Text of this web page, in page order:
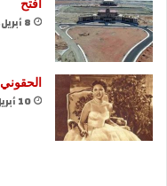
افتح
8 أبريل، 2023
الحقوني
10 أبريل، 2023